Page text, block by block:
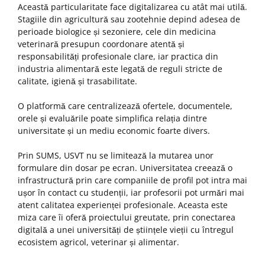
Această particularitate face digitalizarea cu atât mai utilă.
Stagiile din agricultură sau zootehnie depind adesea de
perioade biologice și sezoniere, cele din medicina
veterinară presupun coordonare atentă și
responsabilități profesionale clare, iar practica din
industria alimentară este legată de reguli stricte de
calitate, igienă și trasabilitate.
O platformă care centralizează ofertele, documentele,
orele și evaluările poate simplifica relația dintre
universitate și un mediu economic foarte divers.
Prin SUMS, USVT nu se limitează la mutarea unor
formulare din dosar pe ecran. Universitatea creează o
infrastructură prin care companiile de profil pot intra mai
ușor în contact cu studenții, iar profesorii pot urmări mai
atent calitatea experienței profesionale. Aceasta este
miza care îi oferă proiectului greutate, prin conectarea
digitală a unei universități de științele vieții cu întregul
ecosistem agricol, veterinar și alimentar.